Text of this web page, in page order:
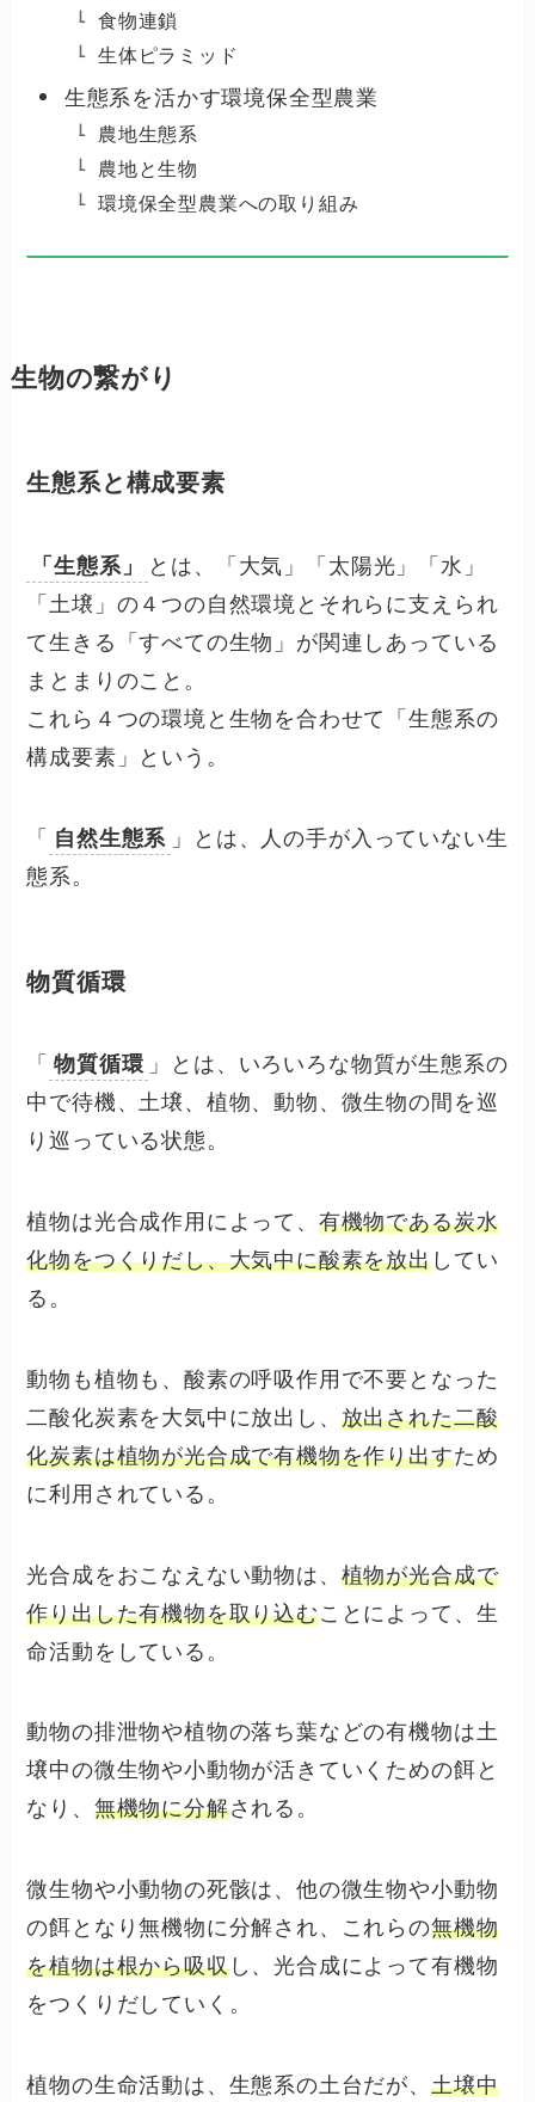
食物連鎖
生体ピラミッド
生態系を活かす環境保全型農業
農地生態系
農地と生物
環境保全型農業への取り組み
生物の繋がり
生態系と構成要素
「生態系」
とは、「大気」「太陽光」「水」
「土壌」の４つの自然環境とそれらに支えられ
て生きる「すべての生物」が関連しあっている
まとまりのこと。
これら４つの環境と生物を合わせて「生態系の
構成要素」という。
「 自然生態系 」とは、人の手が入っていない生
態系。
物質循環
「 物質循環 」とは、いろいろな物質が生態系の
中で待機、土壌、植物、動物、微生物の間を巡
り巡っている状態。
植物は光合成作用によって、 有機物である炭水
化物をつくりだし、大気中に酸素を放出してい
る。
動物も植物も、酸素の呼吸作用で不要となった
二酸化炭素を大気中に放出し、 放出された二酸
化炭素は植物が光合成で有機物を作り出すため
に利用されている。
光合成をおこなえない動物は、 植物が光合成で
作り出した有機物を取り込むことによって、生
命活動をしている。
動物の排泄物や植物の落ち葉などの有機物は土
壌中の微生物や小動物が活きていくための餌と
なり、 無機物に分解される。
微生物や小動物の死骸は、他の微生物や小動物
の餌となり無機物に分解され、これらの無機物
を植物は根から吸収し、光合成によって有機物
をつくりだしていく。
植物の生命活動は、生態系の土台だが、 土壌中